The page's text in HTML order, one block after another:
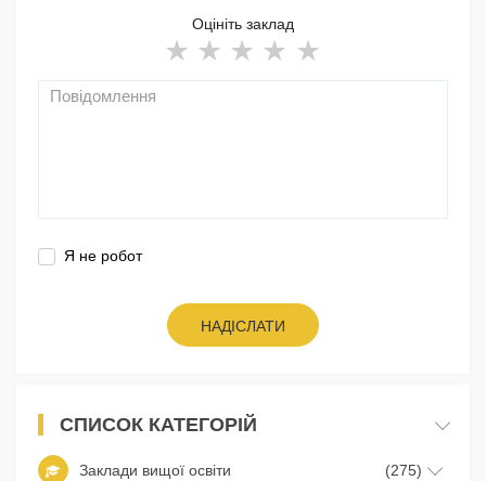
Оцініть заклад
Я не робот
НАДІСЛАТИ
СПИСОК КАТЕГОРІЙ
Заклади вищої освіти (275)